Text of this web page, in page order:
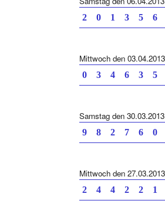
2 0 1 3 5 6
Mittwoch den 03.04.2013
0 3 4 6 3 5
Samstag den 30.03.2013
9 8 2 7 6 0
Mittwoch den 27.03.2013
2 4 4 2 2 1